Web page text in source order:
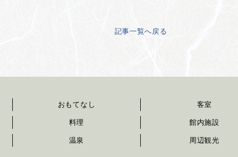
記事一覧へ戻る
おもてなし
料理
温泉
客室
館内施設
周辺観光